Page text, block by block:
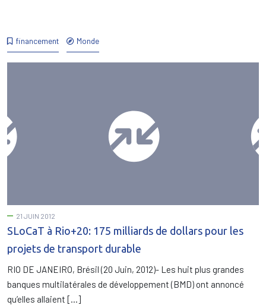
financement Monde
21 JUIN 2012
SLoCaT à Rio+20: 175 milliards de dollars pour les
projets de transport durable
RIO DE JANEIRO, Brésil (20 Juin, 2012)- Les huit plus grandes
banques multilatérales de développement (BMD) ont annoncé
qu’elles allaient […]